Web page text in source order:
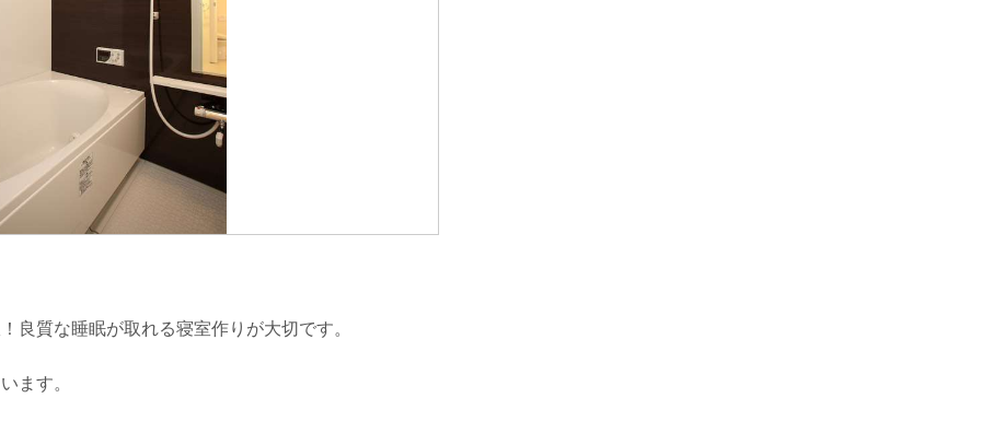
良質な睡眠が取れる寝室作りが大切です。
ます。